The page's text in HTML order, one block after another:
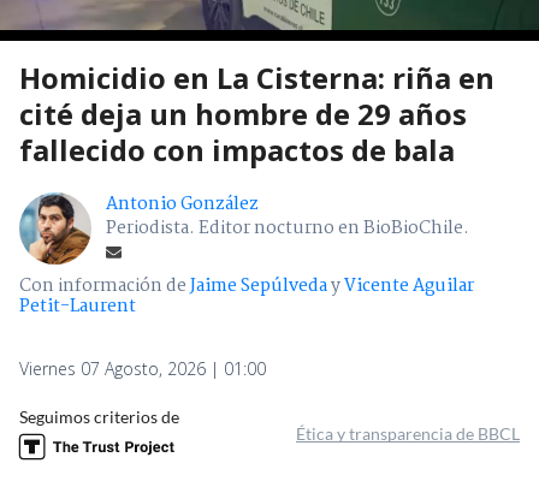
Homicidio en La Cisterna: riña en
cité deja un hombre de 29 años
fallecido con impactos de bala
Antonio González
Periodista. Editor nocturno en BioBioChile.
Con información deJaime SepúlvedayVicente Aguilar
Petit-Laurent
Viernes 07 Agosto, 2026 | 01:00
Seguimos criterios de
Ética y transparencia de BBCL